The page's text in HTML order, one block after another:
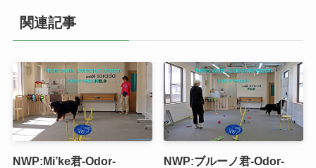
関連記事
NWP:Mi’ke君-Odor- NWP:ブルーノ君-Odor-